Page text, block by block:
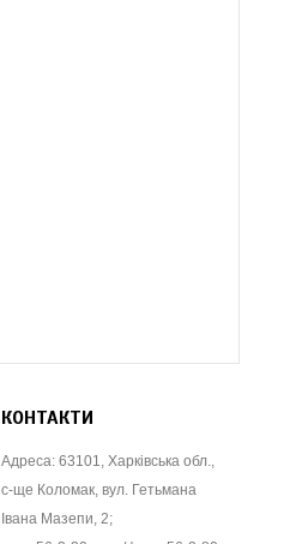
КОНТАКТИ
Адреса: 63101, Харківська обл.,
с-ще Коломак, вул. Гетьмана
Івана Мазепи, 2;